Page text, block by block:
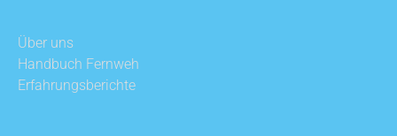
Über uns
Handbuch Fernweh
Erfahrungsberichte